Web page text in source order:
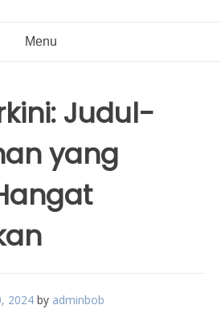
Menu
Judul-
yang
2024 by adminbob